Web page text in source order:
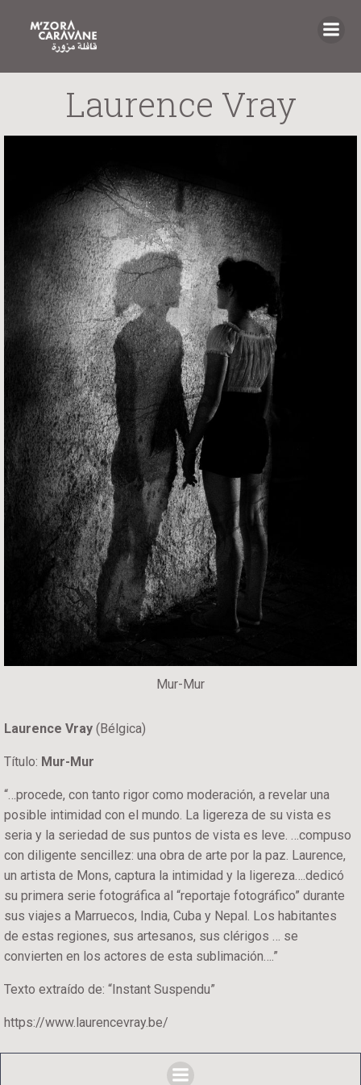
Laurence Vray
Mur-Mur
Laurence Vray (Bélgica)
Título: Mur-Mur
“…procede, con tanto rigor como moderación, a revelar una
posible intimidad con el mundo. La ligereza de su vista es
seria y la seriedad de sus puntos de vista es leve. …compuso
con diligente sencillez: una obra de arte por la paz. Laurence,
un artista de Mons, captura la intimidad y la ligereza….dedicó
su primera serie fotográfica al “reportaje fotográfico” durante
sus viajes a Marruecos, India, Cuba y Nepal. Los habitantes
de estas regiones, sus artesanos, sus clérigos … se
convierten en los actores de esta sublimación….”
Texto extraído de: “Instant Suspendu”
https://www.laurencevray.be/